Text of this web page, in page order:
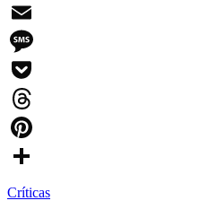
WhatsApp
Email
Message
Pocket
Threads
Pinterest
Compartir
Críticas